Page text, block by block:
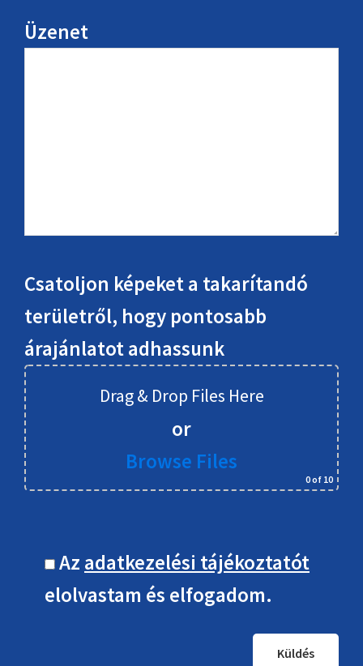
Üzenet
Csatoljon képeket a takarítandó
területről, hogy pontosabb
árajánlatot adhassunk
Drag & Drop Files Here
or
Browse Files
0of 10
Az adatkezelési tájékoztatót
elolvastam és elfogadom.